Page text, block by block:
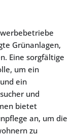
Grünanlagen,
Eine sorgfältige
um ein
ein
und
bietet
an, um die
zu